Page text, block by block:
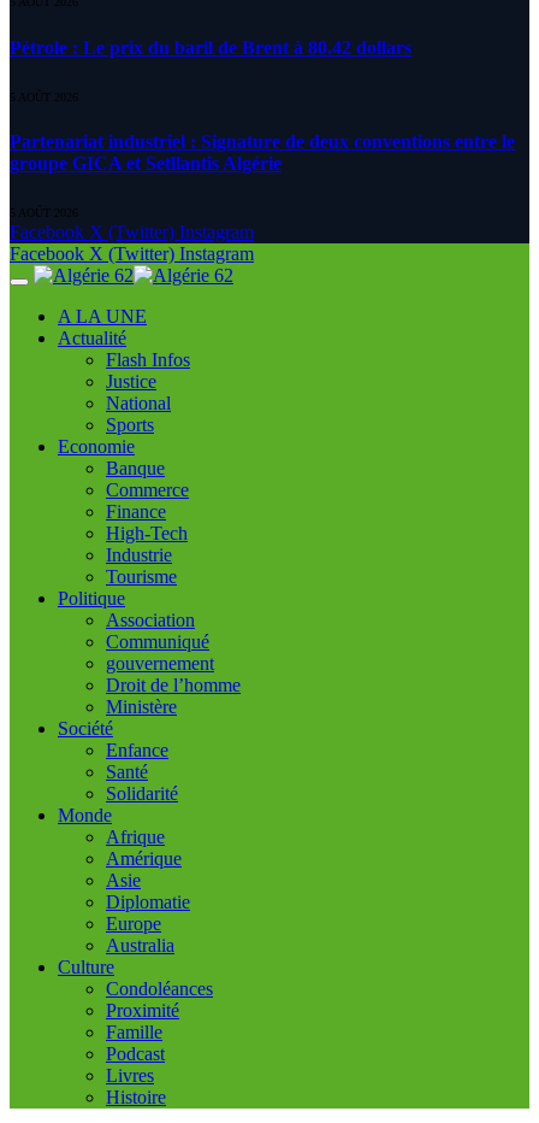
Pétrole : Le prix du baril de Brent à 80.42 dollars
5 AOÛT 2026
Partenariat industriel : Signature de deux conventions entre le
groupe GICA et Setllantis Algérie
5 AOÛT 2026
Facebook X (Twitter) Instagram
Facebook X (Twitter) Instagram
A LA UNE
Actualité
Flash Infos
Justice
National
Sports
Economie
Banque
Commerce
Finance
High-Tech
Industrie
Tourisme
Politique
Association
Communiqué
gouvernement
Droit de l’homme
Ministère
Société
Enfance
Santé
Solidarité
Monde
Afrique
Amérique
Asie
Diplomatie
Europe
Australia
Culture
Condoléances
Proximité
Famille
Podcast
Livres
Histoire